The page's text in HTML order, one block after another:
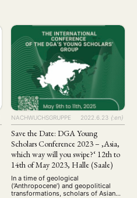
NACHWUCHSGRUPPE 2022.6.23 {:en}
Save the Date: DGA Young
Scholars Conference 2023 – ‚Asia,
which way will you swipe?‘ 12th to
14th of May 2023, Halle (Saale)
In a time of geological
(‘Anthropocene’) and geopolitical
transformations, scholars of Asian